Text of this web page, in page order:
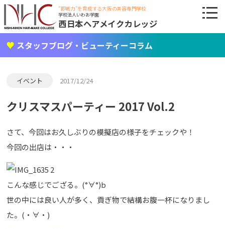
"即戦力"を育成する大阪の美容専門学校
学校法人いわお学園
西日本ヘアメイクカレッジ
スタッフブログ・ビューティーコラム
イベント 2017/12/24
クリスマスパーティー 2017 Vol.2
さて、今回はお久しぶりの模擬店の様子をチェックや！
今回の出店は・・・
こんな感じでござる。(°∀°)b
世の中には良い人が多く、貢ぎ物で結構お腹一杯になりまし
た。(・∀・)